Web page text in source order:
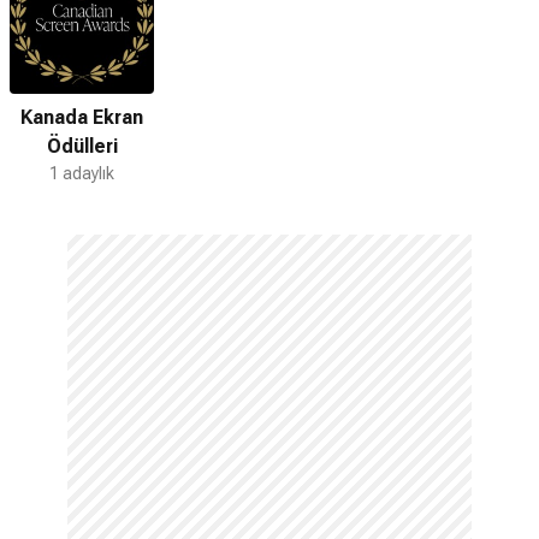
Kanada Ekran
Ödülleri
1 adaylık